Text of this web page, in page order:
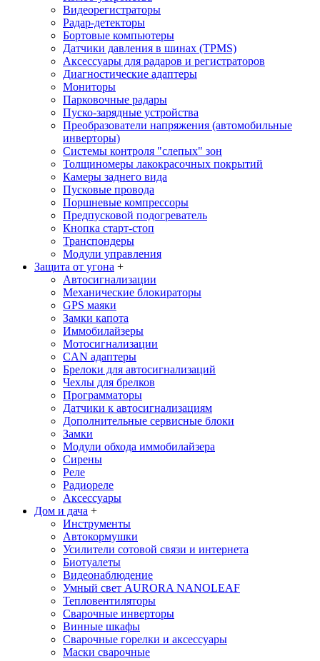
Видеорегистраторы
Радар-детекторы
Бортовые компьютеры
Датчики давления в шинах (TPMS)
Аксессуары для радаров и регистраторов
Диагностические адаптеры
Мониторы
Парковочные радары
Пуско-зарядные устройства
Преобразователи напряжения (автомобильные
инверторы)
Системы контроля "слепых" зон
Толщиномеры лакокрасочных покрытий
Камеры заднего вида
Пусковые провода
Поршневые компрессоры
Предпусковой подогреватель
Кнопка старт-стоп
Транспондеры
Модули управления
Защита от угона +
Автосигнализации
Механические блoкираторы
GPS маяки
Замки капота
Иммобилайзеры
Мотосигнализации
CAN адаптеры
Брелоки для автосигнализаций
Чехлы для брелков
Программаторы
Датчики к автосигнализациям
Дополнительные сервисные блоки
Замки
Модули обхода иммобилайзера
Сирены
Реле
Радиореле
Аксессуары
Дом и дача +
Инструменты
Автокормушки
Усилители сотовой связи и интернета
Биотуалеты
Видеонаблюдение
Умный свет AURORA NANOLEAF
Тепловентиляторы
Сварочные инверторы
Винные шкафы
Сварочные горелки и аксессуары
Маски сварочные